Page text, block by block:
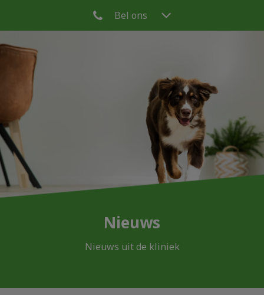
Bel ons
Nieuws
Nieuws uit de kliniek